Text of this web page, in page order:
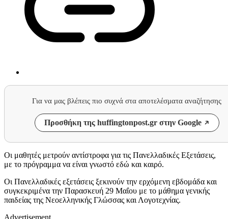
Για να μας βλέπεις πιο συχνά στα αποτελέσματα αναζήτησης
Προσθήκη της huffingtonpost.gr στην Google
Οι μαθητές μετρούν αντίστροφα για τις Πανελλαδικές Εξετάσεις,
με το πρόγραμμα να είναι γνωστό εδώ και καιρό.
Οι Πανελλαδικές εξετάσεις ξεκινούν την ερχόμενη εβδομάδα και
συγκεκριμένα την Παρασκευή 29 Μαΐου με το μάθημα γενικής
παιδείας της Νεοελληνικής Γλώσσας και Λογοτεχνίας.
Advertisement